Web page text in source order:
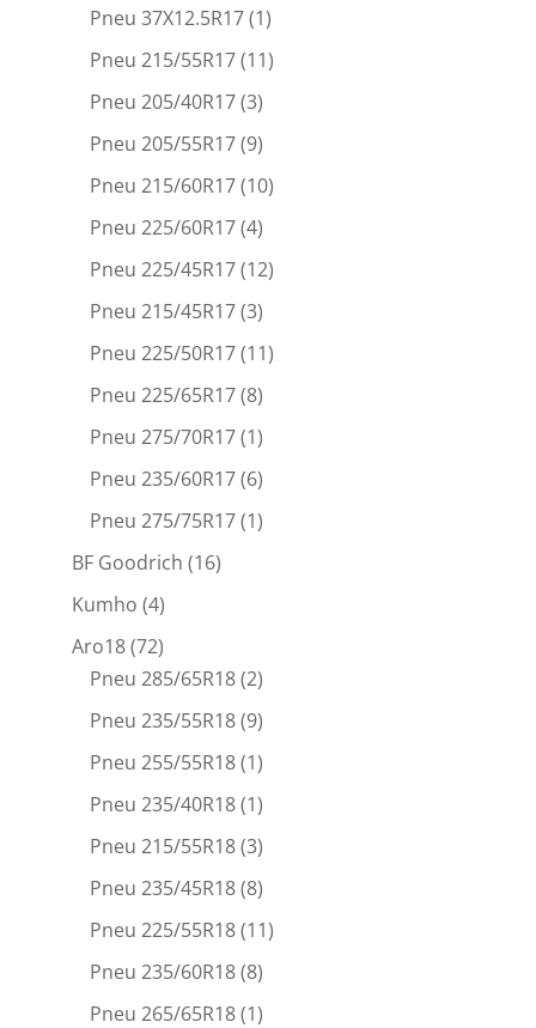
Pneu 37X12.5R17(1)
Pneu 215/55R17(11)
Pneu 205/40R17(3)
Pneu 205/55R17(9)
Pneu 215/60R17(10)
Pneu 225/60R17(4)
Pneu 225/45R17(12)
Pneu 215/45R17(3)
Pneu 225/50R17(11)
Pneu 225/65R17(8)
Pneu 275/70R17(1)
Pneu 235/60R17(6)
Pneu 275/75R17(1)
BF Goodrich (16)
Kumho (4)
Aro18(72)
Pneu 285/65R18(2)
Pneu 235/55R18(9)
Pneu 255/55R18(1)
Pneu 235/40R18(1)
Pneu 215/55R18(3)
Pneu 235/45R18(8)
Pneu 225/55R18(11)
Pneu 235/60R18(8)
Pneu 265/65R18(1)